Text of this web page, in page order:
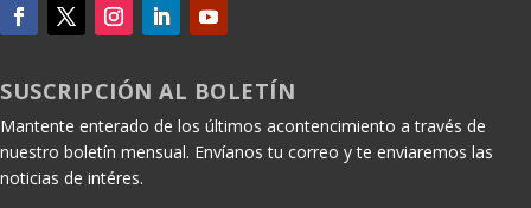
SUSCRIPCIÓN AL BOLETÍN
Mantente enterado de los últimos acontencimiento a través de
nuestro boletín mensual. Envíanos tu correo y te enviaremos las
noticias de intéres.